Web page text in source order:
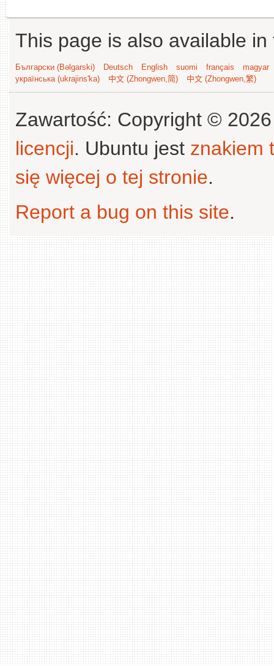
This page is also available
Български (Bəlgarski) Deutsch English suomi français
magyar
українська (ukrajins'ka)
中文 (Zhongwen,简) 中文 (Zhongwen,繁)
Zawartość: Copyright ©
licencji. Ubuntu jest znakiem
się więcej o tej stronie.
Report a bug on this site.